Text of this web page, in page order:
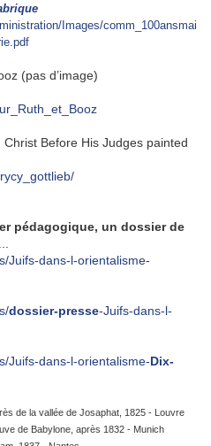
Images/comm_100ansmai
(pas d’image)
Before His Judges painted
pédagogique, un dossier de
Juifs-dans-l-orientalisme-
dossier-presse-Juifs-dans-l-
Juifs-dans-l-orientalisme-Dix-
de la vallée de Josaphat, 1825 - Louvre
de Babylone, après 1832 - Munich